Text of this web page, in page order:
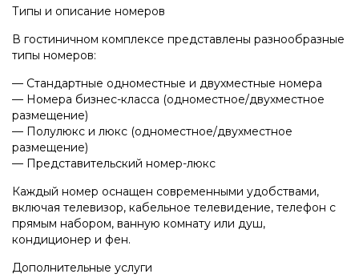
Типы и описание номеров
В гостиничном комплексе представлены разнообразные
типы номеров:
— Стандартные одноместные и двухместные номера
— Номера бизнес-класса (одноместное/двухместное
размещение)
— Полулюкс и люкс (одноместное/двухместное
размещение)
— Представительский номер-люкс
Каждый номер оснащен современными удобствами,
включая телевизор, кабельное телевидение, телефон с
прямым набором, ванную комнату или душ,
кондиционер и фен.
Дополнительные услуги